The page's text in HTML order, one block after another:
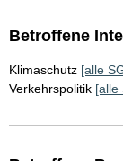
Betroffene
Klimaschutz [alle
Verkehrspolitik [alle